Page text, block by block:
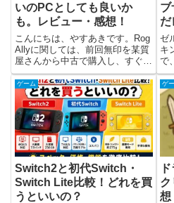
いのPCとしても良いか
も。レビュー・感想！
こんにちは、やすあきです。Rog
Allyに関しては、前回無印を某質
屋さんから中古で購入し、すぐに
返品することになってしまいまし
た。その記事が下記です...。それ
でも、やっぱりRog Allyが欲しか
ったので、今回Amazonブラック
フライ...
ブ
だ
ゼ
キ
で
ー(
言
ド
っ
て
ゲーム
Switch2と初代Switch・
Switch Lite比較！どれを買
うといいの？
ゲ
ク
想